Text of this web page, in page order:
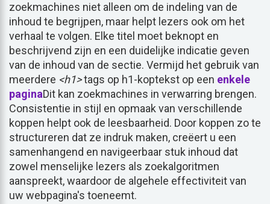
zoekmachines niet alleen om de indeling van de
inhoud te begrijpen, maar helpt lezers ook om het
verhaal te volgen. Elke titel moet beknopt en
beschrijvend zijn en een duidelijke indicatie geven
van de inhoud van de sectie. Vermijd het gebruik van
meerdere <h1>tags op h1-koptekst op een enkele
paginaDit kan zoekmachines in verwarring brengen.
Consistentie in stijl en opmaak van verschillende
koppen helpt ook de leesbaarheid. Door koppen zo te
structureren dat ze indruk maken, creëert u een
samenhangend en navigeerbaar stuk inhoud dat
zowel menselijke lezers als zoekalgoritmen
aanspreekt, waardoor de algehele effectiviteit van
uw webpagina's toeneemt.